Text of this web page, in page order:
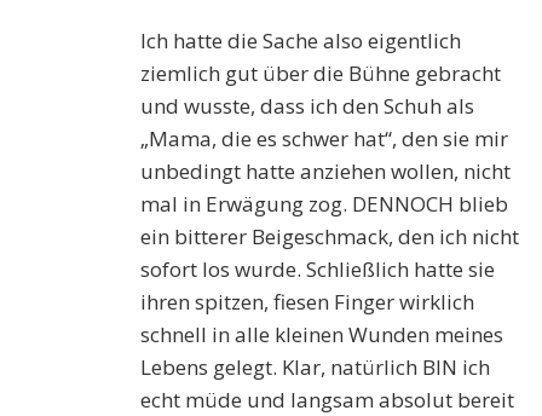
Ich hatte die Sache also eigentlich
ziemlich gut über die Bühne gebracht
und wusste, dass ich den Schuh als
„Mama, die es schwer hat“, den sie mir
unbedingt hatte anziehen wollen, nicht
mal in Erwägung zog. DENNOCH blieb
ein bitterer Beigeschmack, den ich nicht
sofort los wurde. Schließlich hatte sie
ihren spitzen, fiesen Finger wirklich
schnell in alle kleinen Wunden meines
Lebens gelegt. Klar, natürlich BIN ich
echt müde und langsam absolut bereit